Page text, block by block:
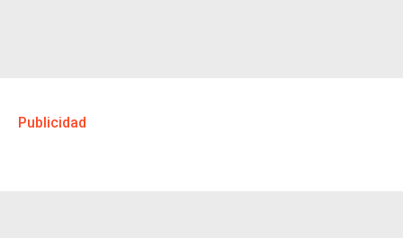
Publicidad